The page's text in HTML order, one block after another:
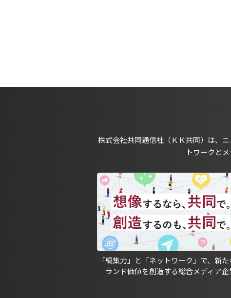
株式会社共同通信社（ＫＫ共同）は、
トワークと
「編集力」と「ネットワーク」で、新
ランド価値を創造する総合メディア企